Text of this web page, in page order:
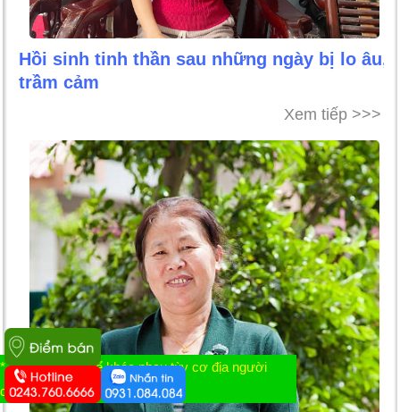
Hồi sinh tinh thần sau những ngày bị lo âu,
trầm cảm
Xem tiếp >>>
* Tác dụng có thể khác nhau tùy cơ địa người
dùng